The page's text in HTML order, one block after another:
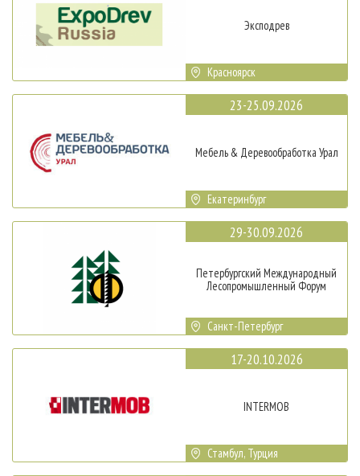
Эксподрев
Красноярск
23-25.09.2026
Мебель & Деревообработка Урал
Екатеринбург
29-30.09.2026
Петербургский Международный
Лесопромышленный Форум
Санкт-Петербург
17-20.10.2026
INTERMOB
Стамбул, Турция